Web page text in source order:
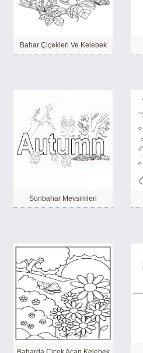
Bahar Çiçekleri Ve Kelebek
Sonbahar Mevsimleri